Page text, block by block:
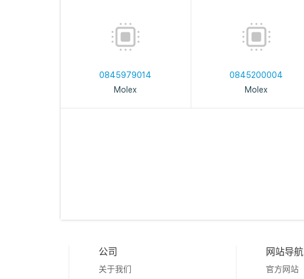
0845979014
Molex
0845200004
Molex
公司
关于我们
网站导航
官方网站